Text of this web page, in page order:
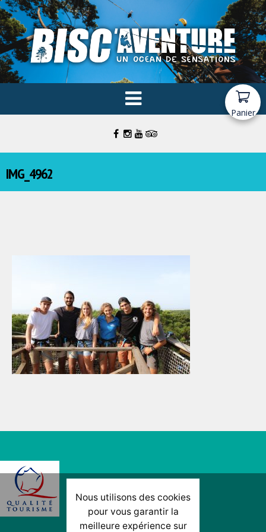
Panier
IMG_4962
Nous utilisons des cookies
pour vous garantir la
meilleure expérience sur